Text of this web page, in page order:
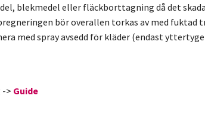
blekmedel eller fläckborttagning då det
bör overallen torkas av med
med spray avsedd för kläder (endast
-> Guide